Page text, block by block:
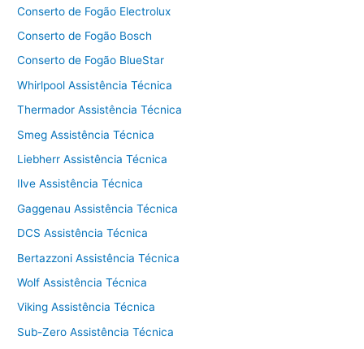
Conserto de Fogão Electrolux
Conserto de Fogão Bosch
Conserto de Fogão BlueStar
Whirlpool Assistência Técnica
Thermador Assistência Técnica
Smeg Assistência Técnica
Liebherr Assistência Técnica
Ilve Assistência Técnica
Gaggenau Assistência Técnica
DCS Assistência Técnica
Bertazzoni Assistência Técnica
Wolf Assistência Técnica
Viking Assistência Técnica
Sub-Zero Assistência Técnica